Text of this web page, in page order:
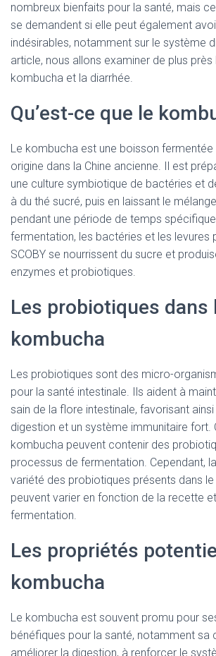
nombreux bienfaits pour la santé, mais
se demandent si elle peut également
indésirables, notamment sur le système
article, nous allons examiner de plus
kombucha et la diarrhée.
Qu’est-ce que le
Le kombucha est une boisson fermentée
origine dans la Chine ancienne. Il est
une culture symbiotique de bactéries et
à du thé sucré, puis en laissant le
pendant une période de temps
fermentation, les bactéries et les levures
SCOBY se nourrissent du sucre et
enzymes et probiotiques.
Les probiotiques dans
kombucha
Les probiotiques sont des micro-
pour la santé intestinale. Ils aident à
sain de la flore intestinale, favorisant
digestion et un système immunitaire fort.
kombucha peuvent contenir des
processus de fermentation. Cependant,
variété des probiotiques présents dans
peuvent varier en fonction de la recette
fermentation.
Les propriétés
kombucha
Le kombucha est souvent promu pour
bénéfiques pour la santé, notamment sa
améliorer la digestion, à renforcer le